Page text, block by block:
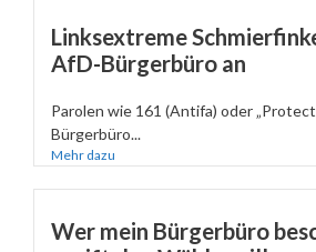
Linksextreme
AfD-Bürgerbüro an
Parolen wie 161 (Antifa) oder
Bürgerbüro...
Mehr dazu
Wer mein Bürgerbüro